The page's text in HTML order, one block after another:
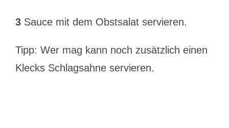
3Sauce mit dem Obstsalat servieren.
Tipp: Wer mag kann noch zusätzlich einen
Klecks Schlagsahne servieren.